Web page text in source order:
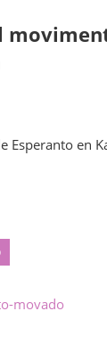
Esperanto en
movado